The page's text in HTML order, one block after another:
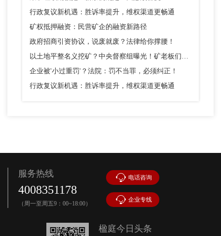
行政复议新机遇：胜诉率提升，维权渠道更畅通
矿权抵押融资：民营矿企的融资新路径
政府招商引资协议，说废就废？法律给你撑腰！
以土地平整名义挖矿？中央督察组曝光！矿老板们别踩这个坑
企业被'小过重罚'？法院：罚不当罪，必须纠正！
行政复议新机遇：胜诉率提升，维权渠道更畅通
服务热线
4008351178
（周一至周五9：00~18:00）
电话咨询
企业专线
楹庭今日头条